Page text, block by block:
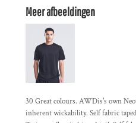
Meer afbeeldingen
30 Great colours. AWDis's own
inherent wickability. Self fabric